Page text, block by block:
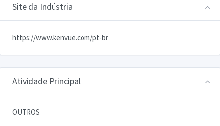
Site da Indústria
https://www.kenvue.com/pt-br
Atividade Principal
OUTROS